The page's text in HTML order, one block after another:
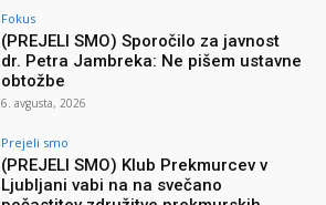
Fokus
(PREJELI SMO) Sporočilo za javnost
dr. Petra Jambreka: Ne pišem ustavne
obtožbe
6. avgusta, 2026
Prejeli smo
(PREJELI SMO) Klub Prekmurcev v
Ljubljani vabi na na svečano